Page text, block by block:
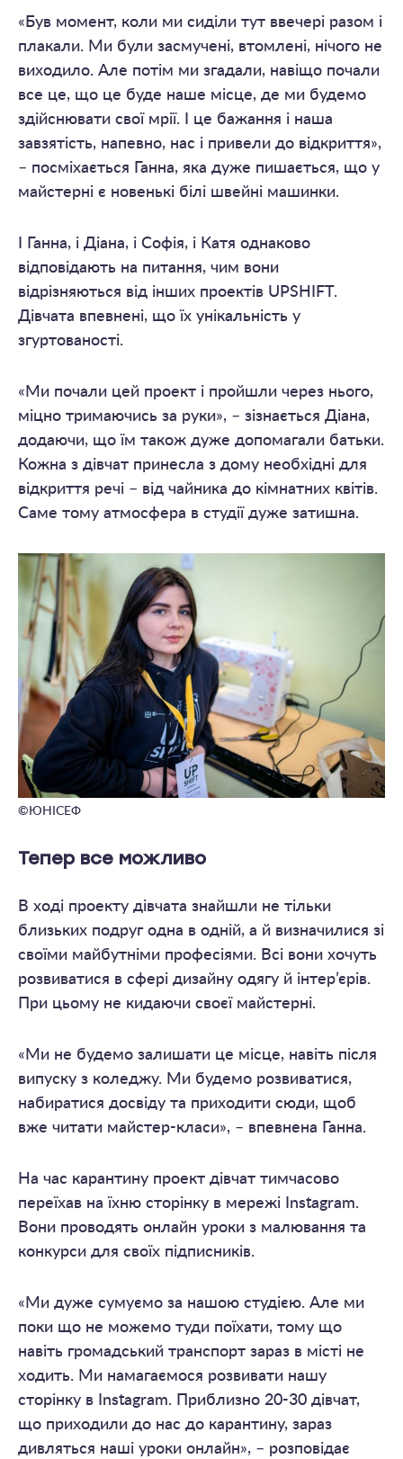
«Був момент, коли ми сиділи тут ввечері разом і
плакали. Ми були засмучені, втомлені, нічого не
виходило. Але потім ми згадали, навіщо почали
все це, що це буде наше місце, де ми будемо
здійснювати свої мрії. І це бажання і наша
завзятість, напевно, нас і привели до відкриття»,
– посміхається Ганна, яка дуже пишається, що у
майстерні є новенькі білі швейні машинки.
І Ганна, і Діана, і Софія, і Катя однаково
відповідають на питання, чим вони
відрізняються від інших проектів UPSHIFT.
Дівчата впевнені, що їх унікальність у
згуртованості.
«Ми почали цей проект і пройшли через нього,
міцно тримаючись за руки», – зізнається Діана,
додаючи, що їм також дуже допомагали батьки.
Кожна з дівчат принесла з дому необхідні для
відкриття речі – від чайника до кімнатних квітів.
Саме тому атмосфера в студії дуже затишна.
© ЮНІСЕФ
Тепер все можливо
В ході проекту дівчата знайшли не тільки
близьких подруг одна в одній, а й визначилися зі
своїми майбутніми професіями. Всі вони хочуть
розвиватися в сфері дизайну одягу й інтер’єрів.
При цьому не кидаючи своєї майстерні.
«Ми не будемо залишати це місце, навіть після
випуску з коледжу. Ми будемо розвиватися,
набиратися досвіду та приходити сюди, щоб
вже читати майстер-класи», – впевнена Ганна.
На час карантину проект дівчат тимчасово
переїхав на їхню сторінку в мережі Instagram.
Вони проводять онлайн уроки з малювання та
конкурси для своїх підписників.
«Ми дуже сумуємо за нашою студією. Але ми
поки що не можемо туди поїхати, тому що
навіть громадський транспорт зараз в місті не
ходить. Ми намагаємося розвивати нашу
сторінку в Instagram. Приблизно 20-30 дівчат,
що приходили до нас до карантину, зараз
дивляться наші уроки онлайн», – розповідає